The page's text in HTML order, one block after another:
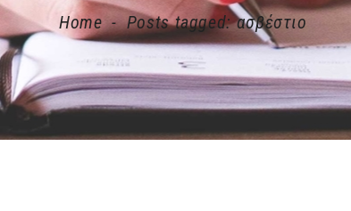
Home - Posts tagged: ασβέστιο